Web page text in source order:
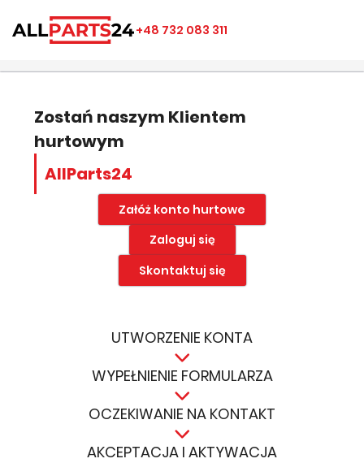
+48 732 083 311
Zostań naszym Klientem
hurtowym
AllParts24
Załóż konto hurtowe
Zaloguj się
Skontaktuj się
UTWORZENIE KONTA
WYPEŁNIENIE FORMULARZA
OCZEKIWANIE NA KONTAKT
AKCEPTACJA I AKTYWACJA
((modalTitle))
((cancelText))
Utwórz listę ulubionych
Anuluj Zapisz
Zaloguj się
liście życzeń.
Anuluj Zaloguj się